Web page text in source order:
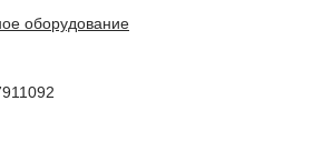
оборудование